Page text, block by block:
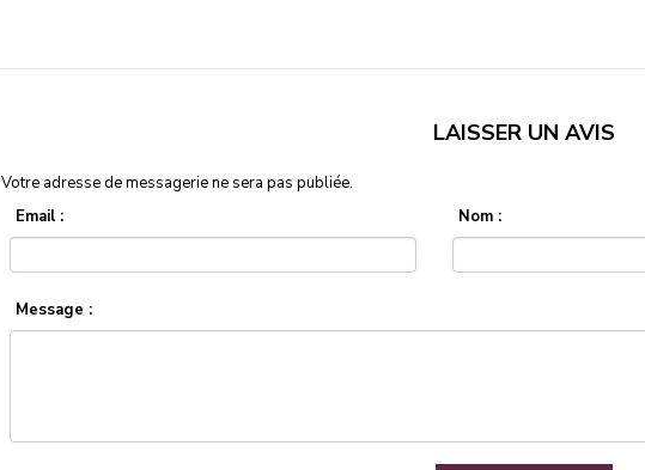
LAISSER UN AVIS
Votre adresse de messagerie ne sera pas publiée.
Email :
Nom :
Message :